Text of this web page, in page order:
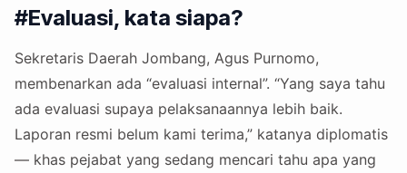
#Evaluasi, kata siapa?
Sekretaris Daerah Jombang, Agus Purnomo,
membenarkan ada “evaluasi internal”. “Yang saya tahu
ada evaluasi supaya pelaksanaannya lebih baik.
Laporan resmi belum kami terima,” katanya diplomatis
— khas pejabat yang sedang mencari tahu apa yang